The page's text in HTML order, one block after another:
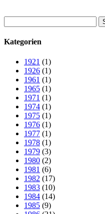
nach:
Kategorien
1921 (1)
1926 (1)
1961 (1)
1965 (1)
1971 (1)
1974 (1)
1975 (1)
1976 (1)
1977 (1)
1978 (1)
1979 (3)
1980 (2)
1981 (6)
1982 (17)
1983 (10)
1984 (14)
1985 (9)